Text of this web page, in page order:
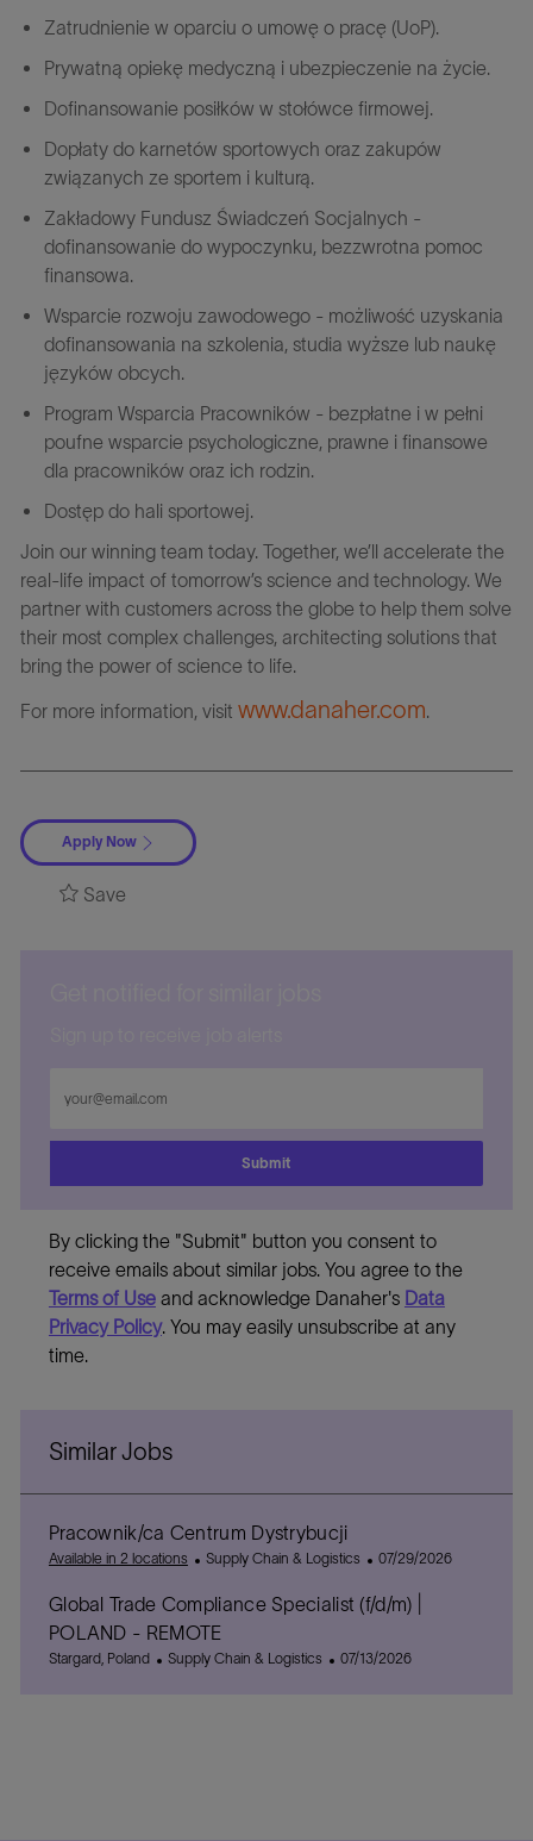
Zatrudnienie w oparciu o umowę o pracę (UoP).
Prywatną opiekę medyczną i ubezpieczenie na życie.
Dofinansowanie posiłków w stołówce firmowej.
Dopłaty do karnetów sportowych oraz zakupów
związanych ze sportem i kulturą.
Zakładowy Fundusz Świadczeń Socjalnych -
dofinansowanie do wypoczynku, bezzwrotna pomoc
finansowa.
Wsparcie rozwoju zawodowego - możliwość uzyskania
dofinansowania na szkolenia, studia wyższe lub naukę
języków obcych.
Program Wsparcia Pracowników - bezpłatne i w pełni
poufne wsparcie psychologiczne, prawne i finansowe
dla pracowników oraz ich rodzin.
Dostęp do hali sportowej.
Join our winning team today. Together, we’ll accelerate the
real-life impact of tomorrow’s science and technology. We
partner with customers across the globe to help them solve
their most complex challenges, architecting solutions that
bring the power of science to life.
For more information, visit www.danaher.com
Apply Now
Save
Email
address
Submit
By clicking the "Submit" button you consent to
receive emails about similar jobs. You agree to the
Terms of Useand acknowledge Danaher's Data
Privacy Policy. You may easily unsubscribe at any
time.
Similar Jobs
Pracownik/ca Centrum Dystrybucji
Available in 2 locations
C
t
e
g
Supply Chain & Logistics
P
s
e
07/29/2026
Global Trade Compliance Specialist (f/d/m) |
POLAND - REMOTE
L
Stargard, Poland
C
Supply Chain & Logistics
P
07/13/2026